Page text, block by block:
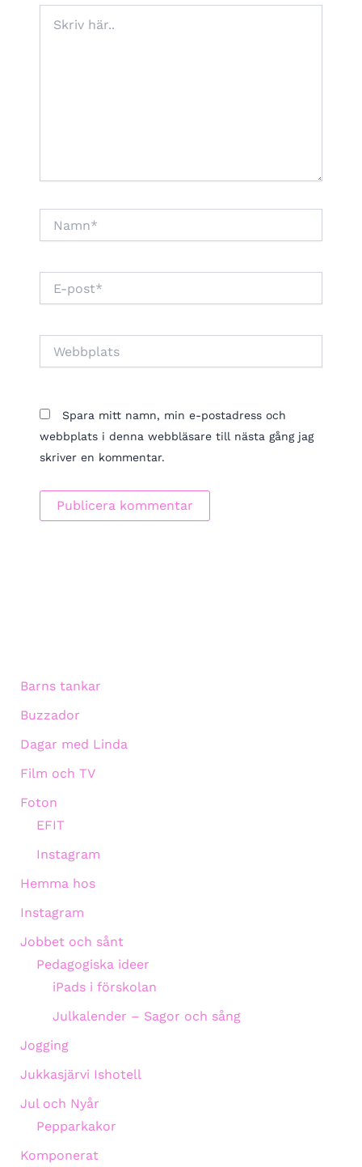
här..
post*
Spara mitt namn, min e-postadress och
webbplats i denna webbläsare till nästa gång jag
skriver en kommentar.
Barns tankar
Buzzador
Dagar med Linda
Film och TV
Foton
EFIT
Instagram
Hemma hos
Instagram
Jobbet och sånt
Pedagogiska ideer
iPads i förskolan
Julkalender – Sagor och sång
Jogging
Jukkasjärvi Ishotell
Jul och Nyår
Pepparkakor
Komponerat